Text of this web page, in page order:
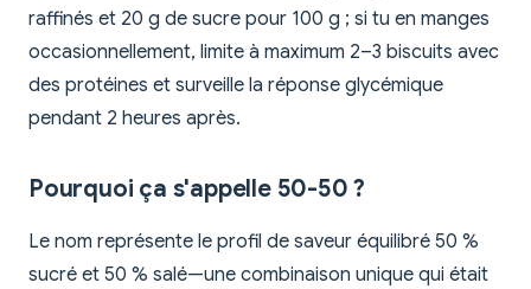
raffinés et 20 g de sucre pour 100 g ; si tu en manges
occasionnellement, limite à maximum 2–3 biscuits avec
des protéines et surveille la réponse glycémique
pendant 2 heures après.
Pourquoi ça s'appelle 50-50 ?
Le nom représente le profil de saveur équilibré 50 %
sucré et 50 % salé—une combinaison unique qui était